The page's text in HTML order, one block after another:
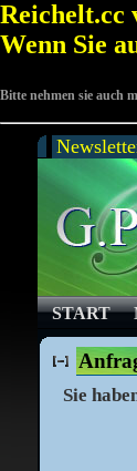
Reichelt.cc
Wenn Sie
Bitte nehmen sie auch
START
Sie